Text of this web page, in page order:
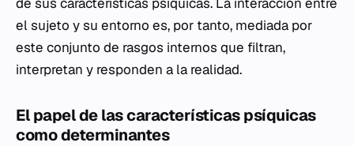
el sujeto y su entorno es, por tanto, mediada por
este conjunto de rasgos internos que filtran,
interpretan y responden a la realidad.
El papel de las características psíquicas
como determinantes